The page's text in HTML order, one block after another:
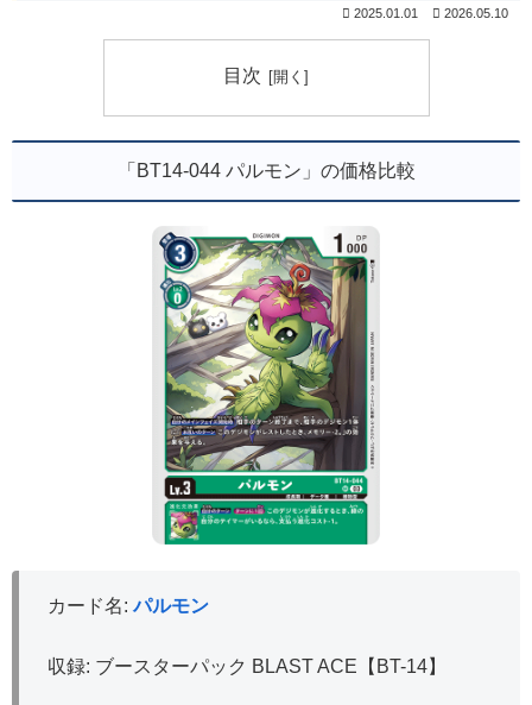
2025.01.01 2026.05.10
目次
「BT14-044 パルモン」の価格比較
カード名:パルモン
収録: ブースターパック BLAST ACE【BT-14】